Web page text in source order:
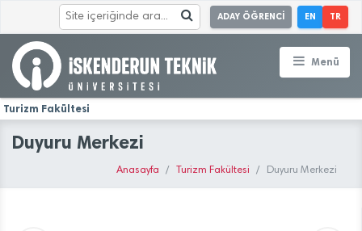
ADAY ÖĞRENCİ EN TR
Menü
Turizm Fakültesi
Duyuru Merkezi
Anasayfa Turizm Fakültesi Duyuru Merkezi